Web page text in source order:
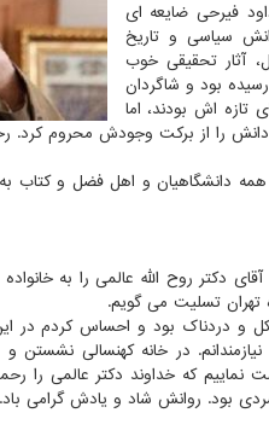
فیرحی ضایعه ای
سیاسی و تاریخ
است. او که در مدتی قریب به ۲۰ سال، آثار تحقیقی خوب
بود و شاگردان
تازه اش بودند، اما
را از برکت وجودش محروم کرد.
همه دانشگاهیان و اهل فضل و
دکتر روح الله عالمی را به
تهران تسلیت می گویم.
و دردناک بود و احساس کردم در
در خانه کهنسالی
که خداوند دکتر عالمی را
بود. روانش شاد و یادش گرامی باد.